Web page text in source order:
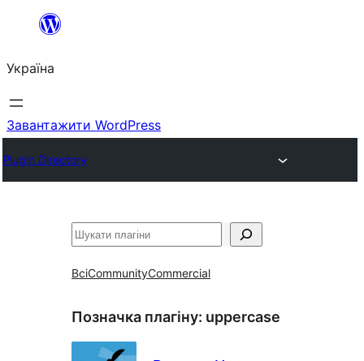
Перейти
вмісту
Україна
Завантажити WordPress
Plugin Directory
Пошук
ВсіCommunityCommercial
Позначка плагіну: uppercase